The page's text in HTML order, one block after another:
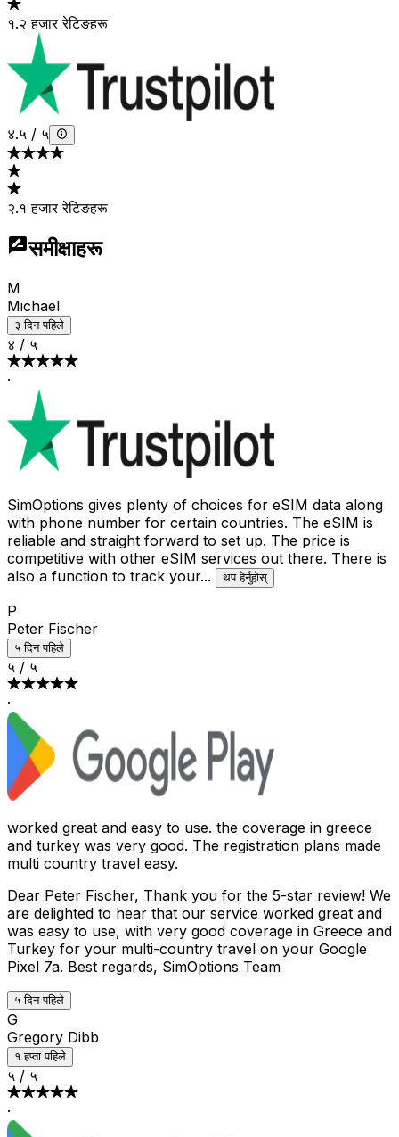
१.२ हजार रेटिङहरू
४.५ / ५
२.१ हजार रेटिङहरू
समीक्षाहरू
M
Michael
३ दिन पहिले
४ / ५
·
SimOptions gives plenty of choices for eSIM data along
with phone number for certain countries. The eSIM is
reliable and straight forward to set up. The price is
competitive with other eSIM services out there. There is
also a function to track your... थप हेर्नुहोस्
P
Peter Fischer
५ दिन पहिले
५ / ५
·
worked great and easy to use. the coverage in greece
and turkey was very good. The registration plans made
multi country travel easy.
Dear Peter Fischer, Thank you for the 5-star review! We
are delighted to hear that our service worked great and
was easy to use, with very good coverage in Greece and
Turkey for your multi-country travel on your Google
Pixel 7a. Best regards, SimOptions Team
५ दिन पहिले
G
Gregory Dibb
१ हप्ता पहिले
५ / ५
·